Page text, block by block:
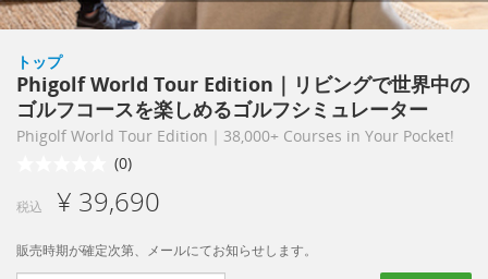
トップ
Phigolf World Tour Edition｜リビングで世界中の
ゴルフコースを楽しめるゴルフシミュレーター
Phigolf World Tour Edition｜38,000+ Courses in Your Pocket!
(0)
税込 ¥ 39,690
販売時期が確定次第、メールにてお知らせします。